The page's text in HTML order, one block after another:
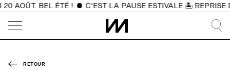
AOÛT. BEL ÉTÉ ! C'EST LA PAUSE ESTIVALE 🏝️ REPRISE
RETOUR